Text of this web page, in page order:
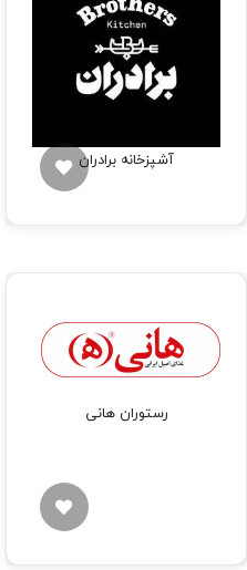
آشپزخانه برادران
رستوران هانی